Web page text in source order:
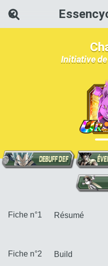
Initiative
Fiche n°1
Fiche n°2